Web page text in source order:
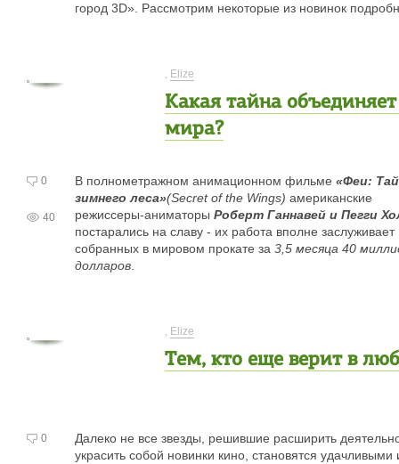
город 3D». Рассмотрим некоторые из новинок
, Elize
Какая тайна
мира?
0
40
В полнометражном анимационном фильме «Феи:
зимнего леса»(Secret of the Wings) американские
режиссеры-аниматоры Роберт Ганнавей и Пегги
постарались на славу - их работа вполне заслуживает
собранных в мировом прокате за 3,5 месяца 40
долларов.
, Elize
Тем, кто еще верит в
0
Далеко не все звезды, решившие расширить
украсить собой новинки кино, становятся удачливыми